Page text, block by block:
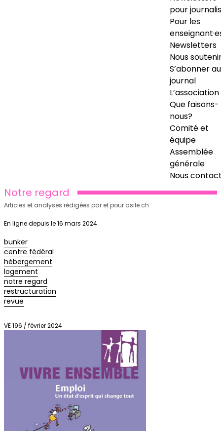
pour
Pour les
Newsletters
Nous
S’abonner au
journal
L’association
Que faisons-
nous?
Comité et
équipe
Assemblée
générale
Nous
Notre regard
Articles et analyses rédigées par et pour asile.ch
En ligne depuis le 16 mars 2024
bunker
centre fédéral
hébergement
logement
notre regard
restructuration
revue
VE 196 / février 2024